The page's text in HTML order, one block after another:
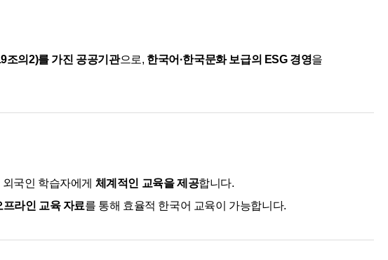
조의2)를 가진 공공기관으로, 한국어·한국문화 보급의 ESG 경영을
국인 학습자에게 체계적인 교육을 제공합니다.
프라인 교육 자료를 통해 효율적 한국어 교육이 가능합니다.